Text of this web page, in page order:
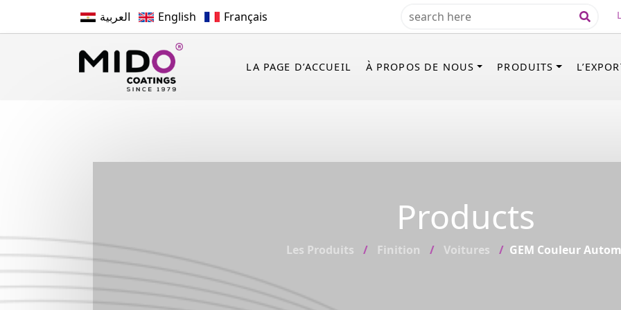
العربية English Français
LA PAGE D’ACCUEIL À PROPOS DE NOUS PRODUITS
Products
Les Produits Finition Voitures GEM Couleur